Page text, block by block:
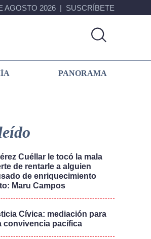
AGOSTO 2026 SUSCRÍBETE
PANORAMA
Cuéllar le tocó la mala
de rentarle a alguien
de enriquecimiento
Maru Campos
Cívica: mediación para
convivencia pacífica